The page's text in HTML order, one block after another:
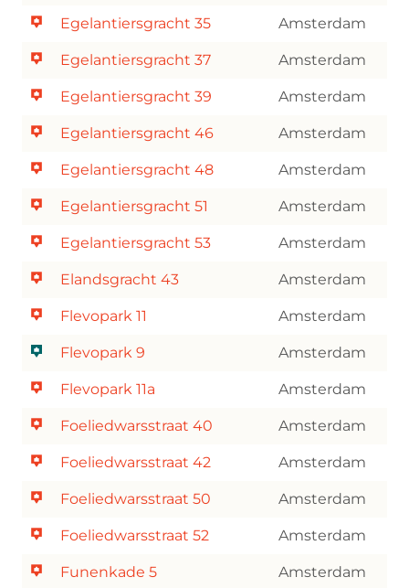
Egelantiersgracht 35 Amsterdam
Egelantiersgracht 37 Amsterdam
Egelantiersgracht 39 Amsterdam
Egelantiersgracht 46 Amsterdam
Egelantiersgracht 48 Amsterdam
Egelantiersgracht 51 Amsterdam
Egelantiersgracht 53 Amsterdam
Elandsgracht 43 Amsterdam
Flevopark 11 Amsterdam
Flevopark 9 Amsterdam
Flevopark 11a Amsterdam
Foeliedwarsstraat 40 Amsterdam
Foeliedwarsstraat 42 Amsterdam
Foeliedwarsstraat 50 Amsterdam
Foeliedwarsstraat 52 Amsterdam
Funenkade 5 Amsterdam